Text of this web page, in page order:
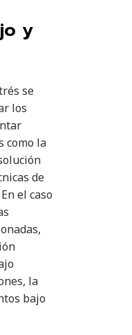
y
se
los
como la
de
el caso
la
bajo